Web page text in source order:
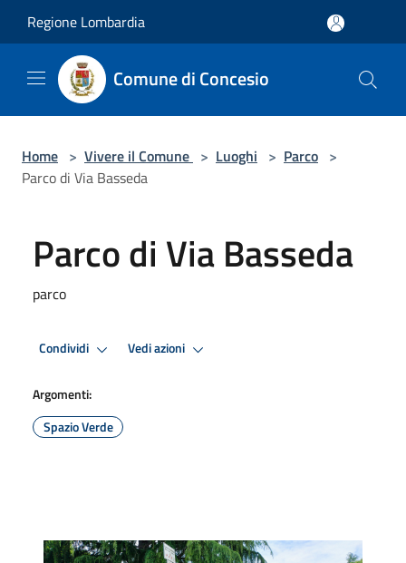
Regione Lombardia
Comune di Concesio
Home > Vivere il Comune > Luoghi > Parco >
Parco di Via Basseda
Parco di Via Basseda
parco
Condividi Vedi azioni
Argomenti:
Spazio Verde